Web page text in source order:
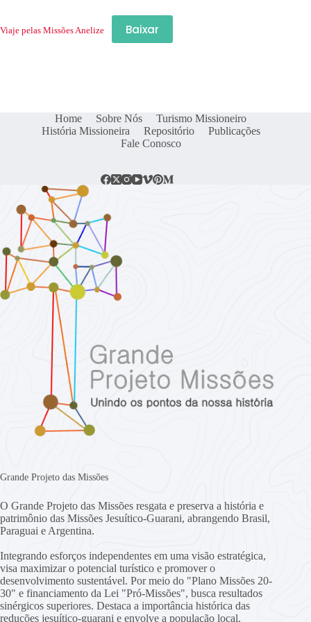
Viaje pelas Missões Anelize Baixar
Home Sobre Nós
Turismo Missioneiro
História Missioneira
Repositório
Publicações
Fale Conosco
Grande Projeto das Missões
O Grande Projeto das Missões resgata e preserva a história e
patrimônio das Missões Jesuítico-Guarani, abrangendo Brasil,
Paraguai e Argentina.
Integrando esforços independentes em uma visão estratégica,
visa maximizar o potencial turístico e promover o
desenvolvimento sustentável. Por meio do "Plano Missões 20-
30" e financiamento da Lei "Pró-Missões", busca resultados
sinérgicos superiores. Destaca a importância histórica das
reduções jesuítico-guarani e envolve a população local.